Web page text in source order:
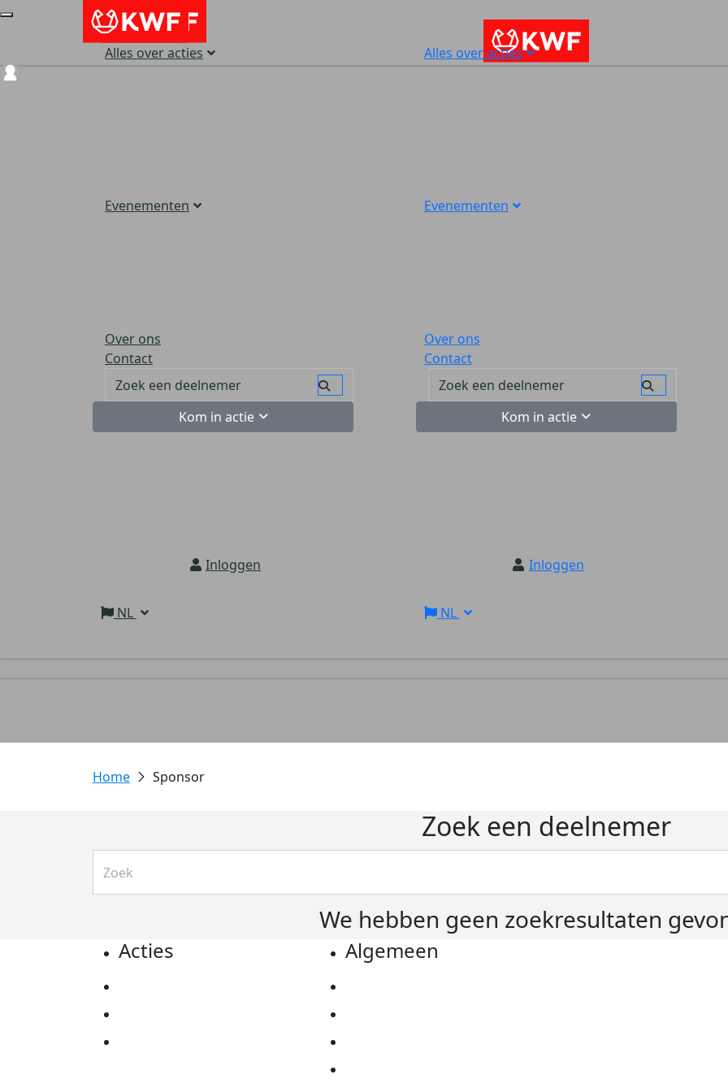
Alles over acties
Evenementen
Over ons
Contact
Kom in actie
Inloggen
NL
Alles over acties
Evenementen
Over ons
Contact
Kom in actie
Inloggen
NL
Sponsor
Zoek een deelnemer
We hebben geen zoekresultaten
Acties Algemeen